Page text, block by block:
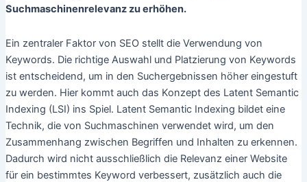
Suchmaschinenrelevanz zu erhöhen.
Ein zentraler Faktor von SEO stellt die Verwendung von
Keywords. Die richtige Auswahl und Platzierung von Keywords
ist entscheidend, um in den Suchergebnissen höher eingestuft
zu werden. Hier kommt auch das Konzept des Latent Semantic
Indexing (LSI) ins Spiel. Latent Semantic Indexing bildet eine
Technik, die von Suchmaschinen verwendet wird, um den
Zusammenhang zwischen Begriffen und Inhalten zu erkennen.
Dadurch wird nicht ausschließlich die Relevanz einer Website
für ein bestimmtes Keyword verbessert, zusätzlich auch die